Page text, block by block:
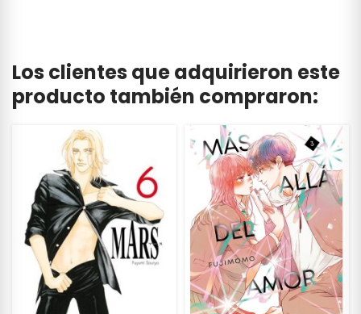
Los clientes que adquirieron este
producto también compraron: